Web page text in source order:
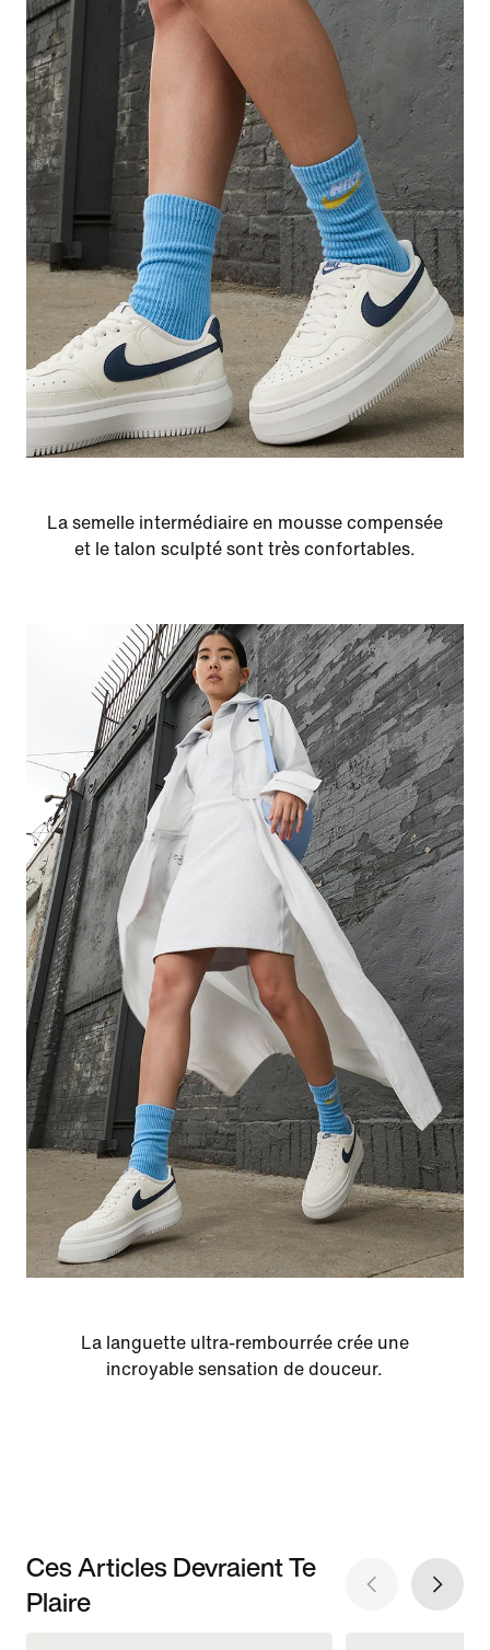
La semelle intermédiaire en mousse compensée
et le talon sculpté sont très confortables.
La languette ultra-rembourrée crée une
incroyable sensation de douceur.
Ces Articles Devraient Te
Plaire